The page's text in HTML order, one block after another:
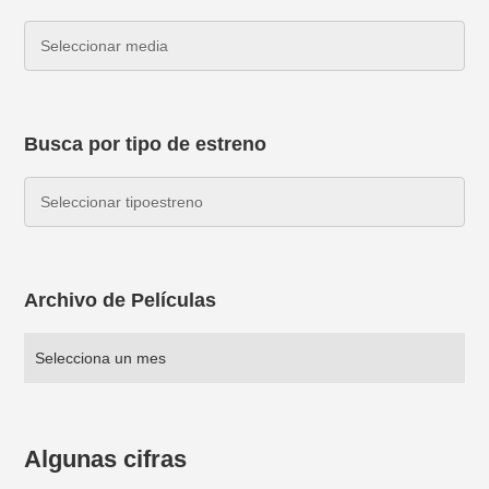
Busca por tipo de estreno
Archivo de Películas
Algunas cifras